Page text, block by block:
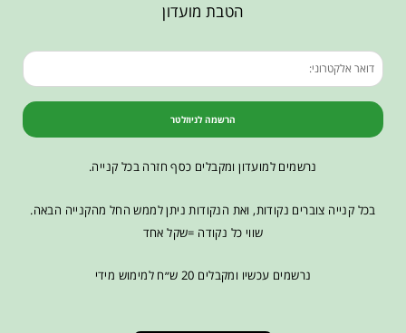
הטבת מועדון
הרשמה לניוזלטר
נרשמים למועדון ומקבלים כסף חזרה בכל קנייה.
בכל קנייה צוברים נקודות, ואת הנקודות ניתן לממש החל מהקנייה הבאה.
שווי כל נקודה =שקל אחד
נרשמים עכשיו ומקבלים 20 ש״ח למימוש מידי